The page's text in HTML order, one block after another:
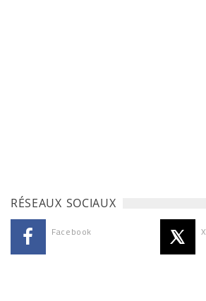
RÉSEAUX SOCIAUX
Facebook X